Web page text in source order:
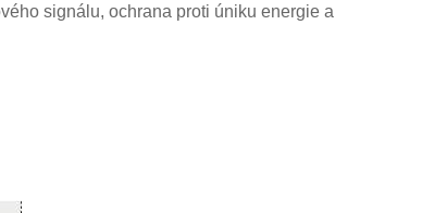
signálu, ochrana proti úniku energie a